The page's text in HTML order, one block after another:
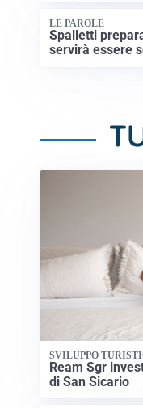
LE PAROLE
Spalletti
servirà essere
SVILUPPO
Ream Sgr
di San Sicario